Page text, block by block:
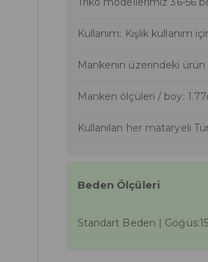
Kullanım: Kışlık kullanım
Mankenin üzerindeki
Manken ölçüleri / boy:
Kullanılan her mataryeli
Beden Ölçüleri
Standart Beden |